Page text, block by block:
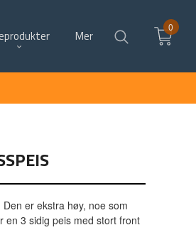
Mer
0
er ekstra høy, noe som
en 3 sidig peis med stort front